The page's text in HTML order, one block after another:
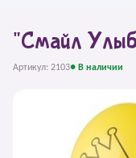
"Смайл
Артикул: 2103● В наличии